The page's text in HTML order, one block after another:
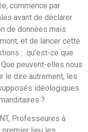
commence par
avant de déclarer
de données mais
et de lancer cette
: qu’est-ce que
peuvent-elles nous
le dire autrement, les
idéologiques
?
Professeures à